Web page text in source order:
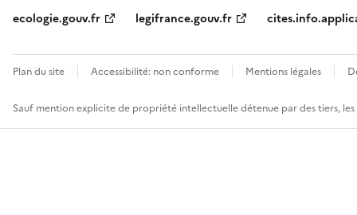
ecologie.gouv.fr
legifrance.gouv.fr
Plan du site Accessibilité: non conforme Mentions légales
Sauf mention explicite de propriété intellectuelle détenue par des tiers,